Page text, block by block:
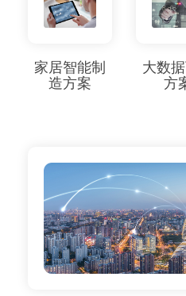
家居智能制
造方案
大数
方